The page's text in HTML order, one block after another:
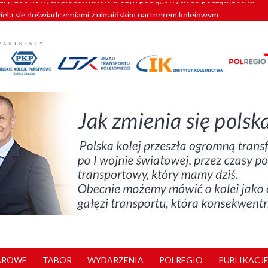
się doświadczeniami z ukraińskim partnerem kolejowym
Vectrony na 230 km/h
pociągi od PESA. Sześć nowoczesnych ELF-ów wyjedzie na tory w
180 nowych pracowników drużyn pociągowych od początku roku
TABOR WYDARZENIA POLREGIO